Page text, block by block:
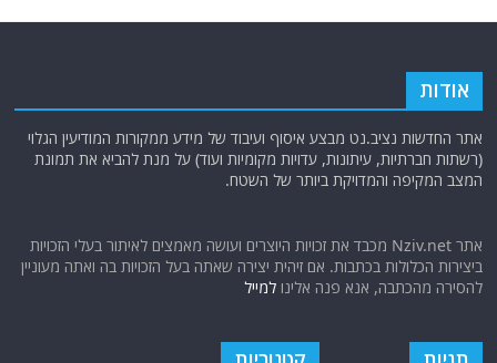
אודות
אתר החדשות נציב.נט מבצע איסוף ועיבוד של מידע ממקורות המודיעין הגלוי
(רשתות חברתיות, עיתונות, עדויות מקומיות ועוד) על מנת להביא את תמונת
המצב המקיפה והמדויקת ביותר של השטח.
אתר Nziv.net מכבד את זכויות היוצרים ועושה מאמצים לאיתור בעלי הזכויות
ביצירות הכלולות בכתבות. אם זיהית יצירה שאתה בעל הזכויות בה ואתה מעוניין
להסירה מהכתבה, אנא פנה אלינולמייל